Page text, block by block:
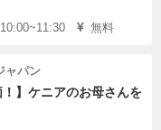
無料
ャパン
！】ケニアのお母さんを